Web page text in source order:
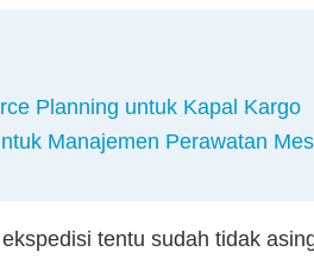
Planning untuk Kapal Kargo
Manajemen Perawatan
tentu sudah tidak